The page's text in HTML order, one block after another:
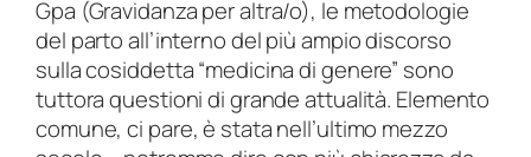
r
e
2
0
2
Gpa (Gravidanza per altra/o), le metodologie
del parto all’interno del più ampio discorso
sulla cosiddetta “medicina di genere” sono
tuttora questioni di grande attualità. Elemento
comune, ci pare, è stata nell’ultimo mezzo